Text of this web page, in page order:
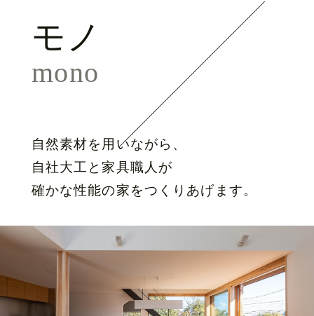
モノ
mono
自然素材を用いながら、
自社大工と家具職人が
確かな性能の家をつくりあげます。